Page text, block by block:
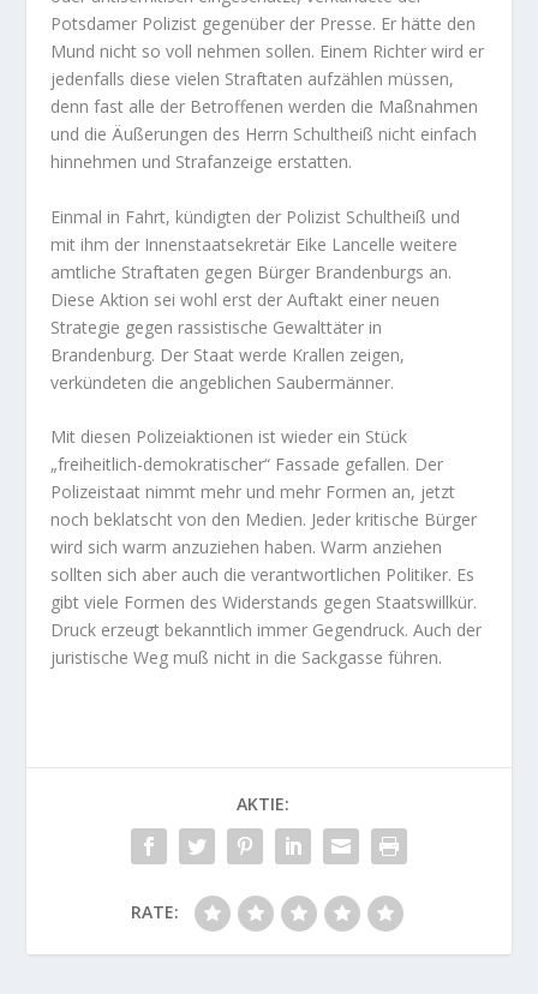
Potsdamer Polizist gegenüber der Presse. Er hätte den
Mund nicht so voll nehmen sollen. Einem Richter wird er
jedenfalls diese vielen Straftaten aufzählen müssen,
denn fast alle der Betroffenen werden die Maßnahmen
und die Äußerungen des Herrn Schultheiß nicht einfach
hinnehmen und Strafanzeige erstatten.
Einmal in Fahrt, kündigten der Polizist Schultheiß und
mit ihm der Innenstaatsekretär Eike Lancelle weitere
amtliche Straftaten gegen Bürger Brandenburgs an.
Diese Aktion sei wohl erst der Auftakt einer neuen
Strategie gegen rassistische Gewalttäter in
Brandenburg. Der Staat werde Krallen zeigen,
verkündeten die angeblichen Saubermänner.
Mit diesen Polizeiaktionen ist wieder ein Stück
„freiheitlich-demokratischer“ Fassade gefallen. Der
Polizeistaat nimmt mehr und mehr Formen an, jetzt
noch beklatscht von den Medien. Jeder kritische Bürger
wird sich warm anzuziehen haben. Warm anziehen
sollten sich aber auch die verantwortlichen Politiker. Es
gibt viele Formen des Widerstands gegen Staatswillkür.
Druck erzeugt bekanntlich immer Gegendruck. Auch der
juristische Weg muß nicht in die Sackgasse führen.
AKTIE:
RATE: